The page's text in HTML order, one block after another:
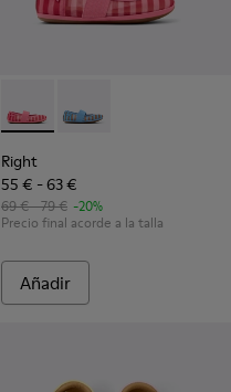
de tejido y piel rosas
001 - Sneakers de tejido
Right - K800696-001 -
Right - K800696-002
Right
55 € - 63 €
69 € - 79 € -20%
Precio final acorde a la talla
Añadir